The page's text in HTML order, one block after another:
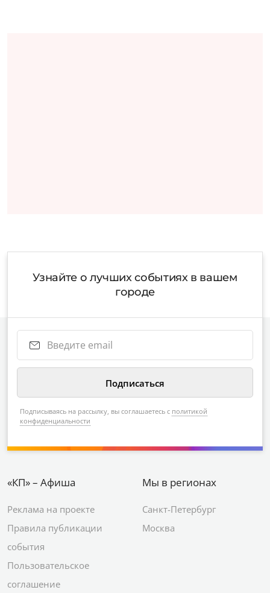
Узнайте о лучших событиях в вашем
городе
Подписываясь на рассылку, вы соглашаетесь с политикой
конфиденциальности
«КП» – Афиша
Реклама на проекте
Правила публикации
события
Пользовательское
соглашение
Мы в регионах
Санкт-Петербург
Москва